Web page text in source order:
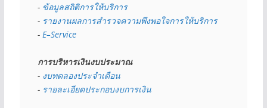
- ข้อมูลสถิติการให้บริการ
- รายงานผลการสำรวจความพึงพอใจการให้บริการ
- E–Service
การบริหารเงินงบประมาณ
- งบทดลองประจำเดือน
- รายละเอียดประกอบงบการเงิน